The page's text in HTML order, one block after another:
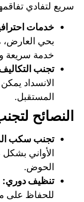
سريع لتفادي
خدمات
بحي العارض،
خدمة سريعة
تجنب
الانسداد
المستقبل.
النصائح
تجنب سكب
الأواني
الحوض.
تنظيف دوري:
للحفاظ على